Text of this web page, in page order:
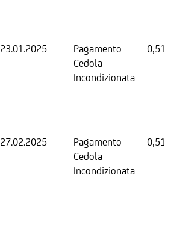
23.01.2025
Pagamento
Cedola
Incondizionata
0,51
27.02.2025
Pagamento
Cedola
Incondizionata
0,51